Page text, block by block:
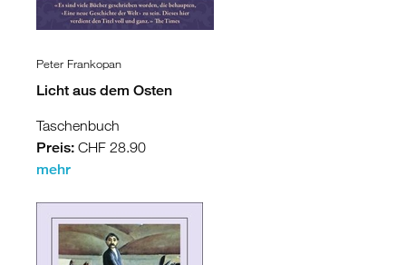
Peter Frankopan
Licht aus dem Osten
Taschenbuch
Preis: CHF 28.90
mehr